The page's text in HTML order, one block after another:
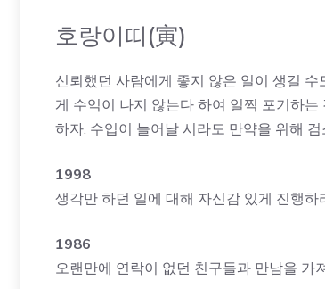
호랑이띠(寅)
신뢰했던 사람에게 좋지 않은 일이 생길
게 수익이 나지 않는다 하여 일찍 포기하
하자. 수입이 늘어날 시라도 만약을 위해
1998
생각만 하던 일에 대해 자신감 있게 진행
1986
오랜만에 연락이 없던 친구들과 만남을 가